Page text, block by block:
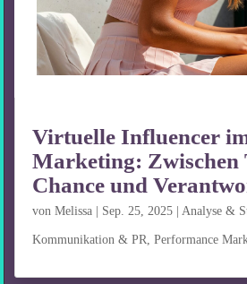
Virtuelle Influencer
Marketing: Zwischen
Chance und
vonMelissa Sep. 25, 2025 |Analyse &
Kommunikation & PR,Performance